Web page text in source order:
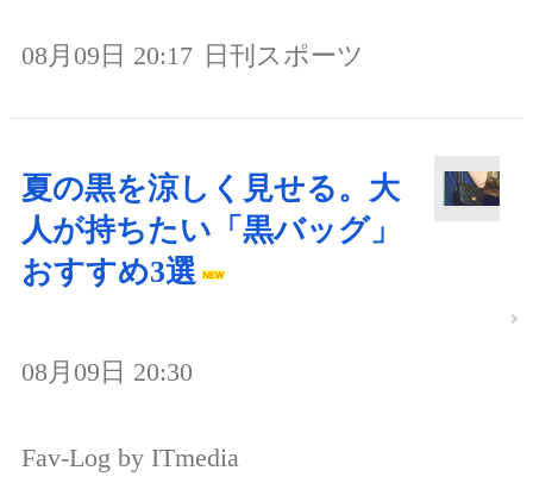
08月09日 20:17 日刊スポーツ
夏の黒を涼しく見せる。大
人が持ちたい「黒バッグ」
おすすめ3選
08月09日 20:30
Fav-Log by ITmedia